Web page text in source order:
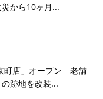
から10ヶ月...
町店」オープン 老舗
跡地を改装...